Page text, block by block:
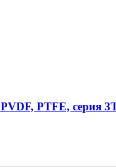
PTFE, серия